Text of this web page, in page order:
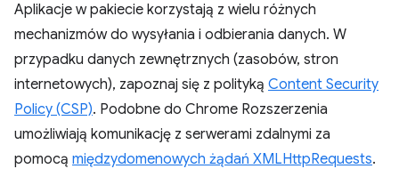
Aplikacje w pakiecie korzystają z wielu różnych
mechanizmów do wysyłania i odbierania danych. W
przypadku danych zewnętrznych (zasobów, stron
internetowych), zapoznaj się z polityką Content Security
Policy (CSP). Podobne do Chrome Rozszerzenia
umożliwiają komunikację z serwerami zdalnymi za
pomocą międzydomenowych żądań XMLHttpRequests.